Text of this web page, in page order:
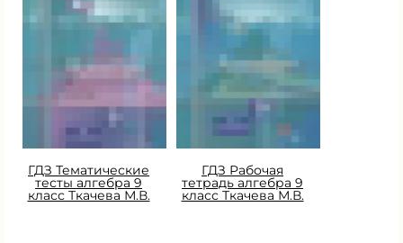
ГДЗ Тематические
тесты алгебра 9
класс Ткачева М.В.
ГДЗ Рабочая
тетрадь алгебра 9
класс Ткачева М.В.